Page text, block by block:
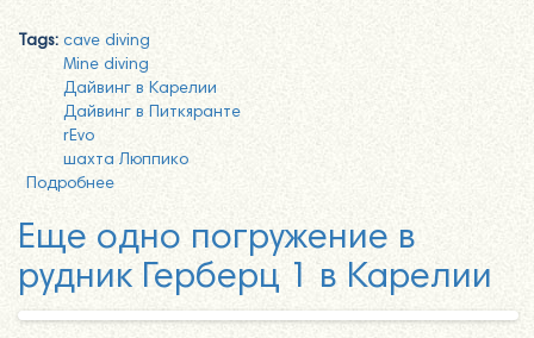
Tags: cave diving
Mine diving
Дайвинг в Карелии
Дайвинг в Питкяранте
rEvo
шахта Люппико
Подробнее
Еще одно погружение в
рудник Герберц 1 в Карелии